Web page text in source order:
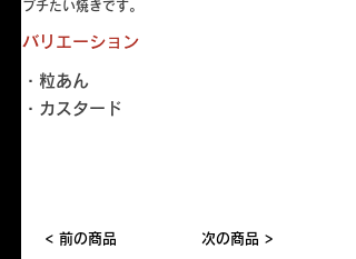
プチたい焼きです。
バリエーション
・粒あん
・カスタード
< 前の商品 次の商品 >